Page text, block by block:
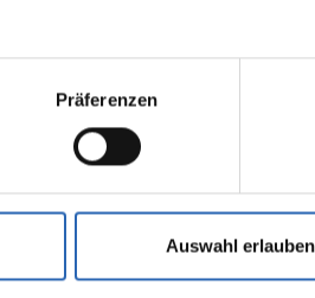
Präferenzen
Auswahl erlauben
6 Zylinder
kombiniert:
kombiniert:
7